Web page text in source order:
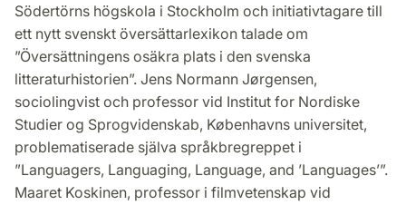
Södertörns högskola i Stockholm och initiativtagare till
ett nytt svenskt översättarlexikon talade om
”Översättningens osäkra plats i den svenska
litteraturhistorien”. Jens Normann Jørgensen,
sociolingvist och professor vid Institut for Nordiske
Studier og Sprogvidenskab, Københavns universitet,
problematiserade själva språkbregreppet i
”Languagers, Languaging, Language, and ’Languages’”.
Maaret Koskinen, professor i filmvetenskap vid